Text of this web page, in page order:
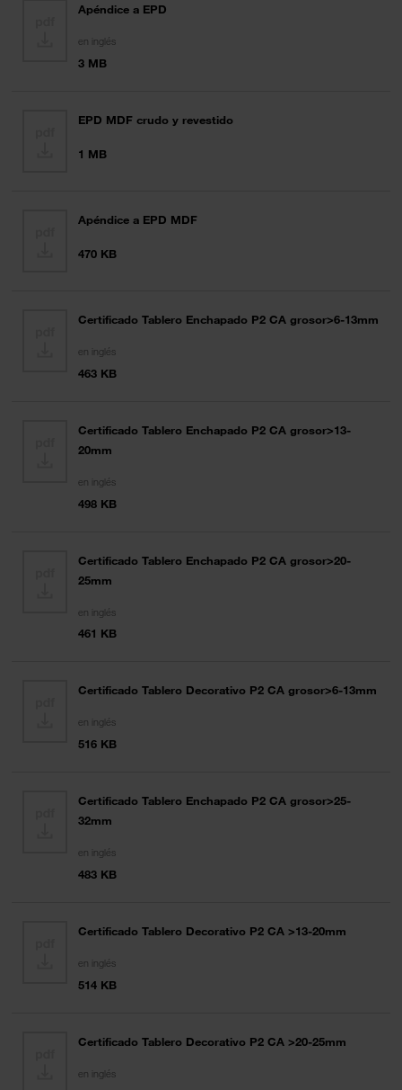
Apéndice a EPD
en inglés
3 MB
EPD MDF crudo y revestido
1 MB
Apéndice a EPD MDF
470 KB
Certificado Tablero Enchapado P2 CA grosor>6-13mm
en inglés
463 KB
Certificado Tablero Enchapado P2 CA grosor>13-
20mm
en inglés
498 KB
Certificado Tablero Enchapado P2 CA grosor>20-
25mm
en inglés
461 KB
Certificado Tablero Decorativo P2 CA grosor>6-13mm
en inglés
516 KB
Certificado Tablero Enchapado P2 CA grosor>25-
32mm
en inglés
483 KB
Certificado Tablero Decorativo P2 CA >13-20mm
en inglés
514 KB
Certificado Tablero Decorativo P2 CA >20-25mm
en inglés